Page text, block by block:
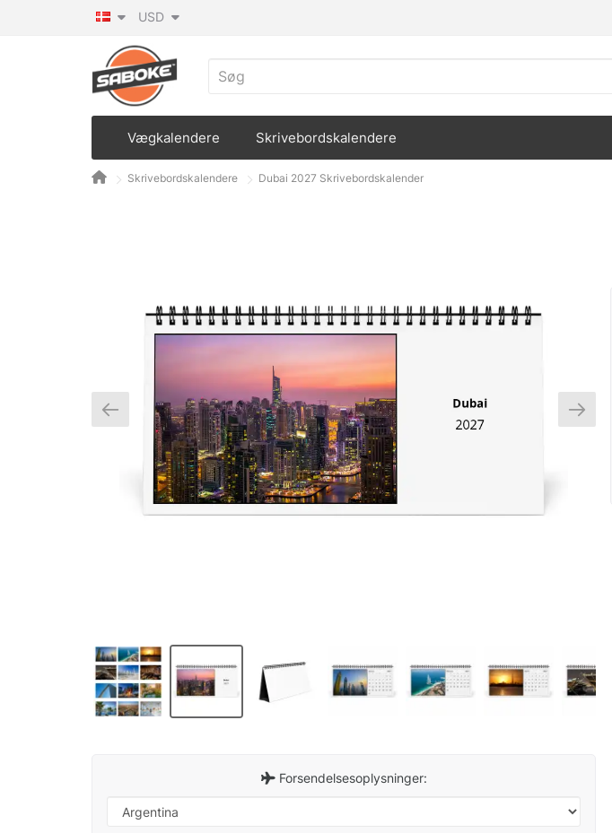
USD
Vægkalendere Skrivebordskalendere
Skrivebordskalendere Dubai 2027 Skrivebordskalender
Forsendelsesoplysninger: